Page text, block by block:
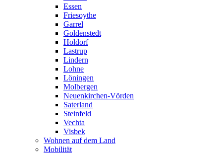
Essen
Friesoythe
Garrel
Goldenstedt
Holdorf
Lastrup
Lindern
Lohne
Löningen
Molbergen
Neuenkirchen-Vörden
Saterland
Steinfeld
Vechta
Visbek
Wohnen auf dem Land
Mobilität